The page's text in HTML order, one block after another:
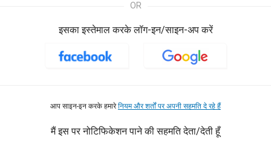
OR
इसका इस्तेमाल करके लॉग-इन/साइन-अप करें
आप साइन-इन करके हमारेनियम और शर्तों पर अपनी सहमति दे रहे हैं
मैं इस पर नोटिफिकेशन पाने की सहमति देता/देती हूँ